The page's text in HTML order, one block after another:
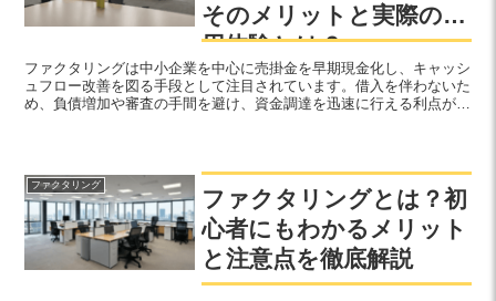
そのメリットと実際の利
用体験とは？
ファクタリングは中小企業を中心に売掛金を早期現金化し、キャッシ
ュフロー改善を図る手段として注目されています。借入を伴わないた
め、負債増加や審査の手間を避け、資金調達を迅速に行える利点があ
ファクタリング
ファクタリングとは？初
心者にもわかるメリット
と注意点を徹底解説